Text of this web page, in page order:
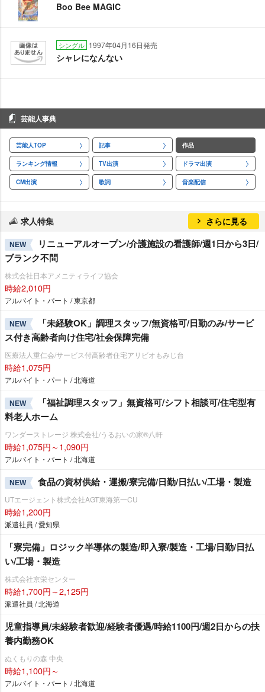
Boo Bee MAGIC
シングル 1997年04月16日発売
シャレになんない
芸能人事典
芸能人TOP 記事 作品
ランキング情報 TV出演 ドラマ出演
CM出演 歌詞 音楽配信
求人特集 さらに見る
NEW
リニューアルオープン/介護施設の看護師/週1日から3日/
ブランク不問
株式会社日本アメニティライフ協会
時給2,010円
アルバイト・パート / 東京都
NEW
「未経験OK」調理スタッフ/無資格可/日勤のみ/サービ
ス付き高齢者向け住宅/社会保障完備
医療法人重仁会/サービス付高齢者住宅アリビオもみじ台
時給1,075円
アルバイト・パート / 北海道
NEW
「福祉調理スタッフ」無資格可/シフト相談可/住宅型有
料老人ホーム
ワンダーストレージ 株式会社/うるおいの家®八軒
時給1,075円～1,090円
アルバイト・パート / 北海道
NEW 食品の資材供給・運搬/寮完備/日勤/日払い/工場・製造
UTエージェント株式会社AGT東海第一CU
時給1,200円
派遣社員 / 愛知県
「寮完備」ロジック半導体の製造/即入寮/製造・工場/日勤/日払
い/工場・製造
株式会社京栄センター
時給1,700円～2,125円
派遣社員 / 北海道
児童指導員/未経験者歓迎/経験者優遇/時給1100円/週2日からの扶
養内勤務OK
ぬくもりの森 中央
時給1,100円～
アルバイト・パート / 北海道